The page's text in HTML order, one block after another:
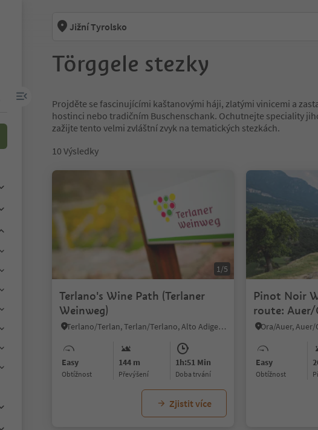
uživatelský odkaz
odkaz na menu
Jižní Tyrolsko
Törggele stezky
Projděte se fascinujícími kaštanovými háji, zlatými vinicemi a
hostinci nebo tradičním Buschenschank. Ochutnejte speciality
zažijte tento velmi zvláštní zvyk na tematických stezkách.
10 Výsledky
1/5
Terlano's Wine Path (Terlaner
Weinweg)
Terlano/Terlan, Terlan/Terlano, Alto Adige Wine Road
Easy
Obtížnost
144 m
Převýšení
1h:51 Min
doba trvání
Zjistit více
Pinot Noir
route: Auer/
Montan/
Ora/Auer, Auer/
Easy
Obtížnost